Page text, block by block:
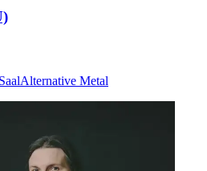
SaalAlternative Metal